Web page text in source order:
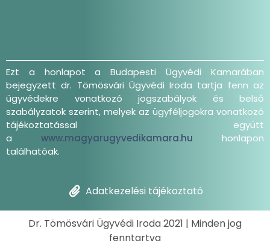
Ezt a honlapot a Budapesti Ügyvédi Kamarában
bejegyzett dr. Tömösvári Ügyvédi Iroda tartja fenn az
ügyvédekre vonatkozó jogszabályok és belső
szabályzatok szerint, melyek az ügyféljogokra vonatkozó
tájékoztatással együtt
a www.magyarugyvedikamara.hu honlapon
találhatóak.
Adatkezelési tájékoztató
Dr. Tömösvári Ügyvédi Iroda 2021 | Minden jog
fenntartva